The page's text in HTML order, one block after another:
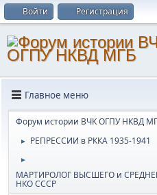
Войти Регистрация
Главное меню
Форум истории ВЧК ОГПУ НКВД
► РЕПРЕССИИ в РККА 1935-1941
►
МАРТИРОЛОГ ВЫСШЕГО и
НКО СССР